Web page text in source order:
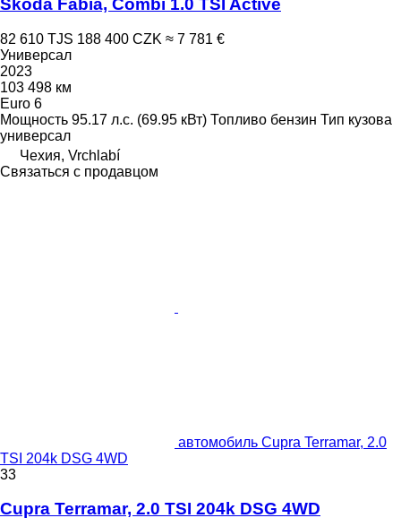
Škoda Fabia, Combi 1.0 TSI Active
82 610 TJS 188 400 CZK ≈ 7 781 €
Универсал
2023
103 498 км
Euro 6
Мощность 95.17 л.с. (69.95 кВт) Топливо бензин Тип кузова
универсал
Чехия, Vrchlabí
Связаться с продавцом
автомобиль Cupra Terramar, 2.0
TSI 204k DSG 4WD
33
Cupra Terramar, 2.0 TSI 204k DSG 4WD